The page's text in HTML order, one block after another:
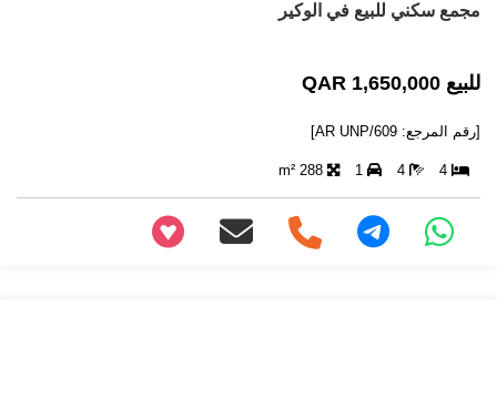
مجمع سكني للبيع في الوكير
للبيع 1,650,000 QAR
[رقم المرجع: AR UNP/609]
4
4
1
288 m²